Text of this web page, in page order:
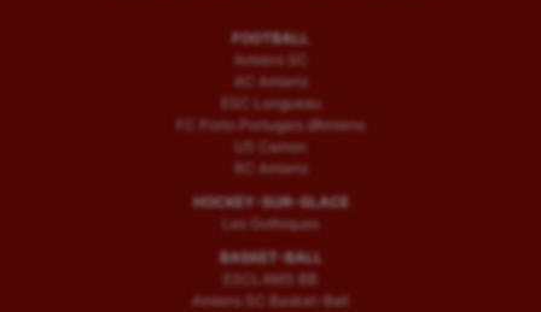
FOOTBALL
Amiens SC
AC Amiens
ESC Longueau
FC Porto Portugais d’Amiens
US Camon
RC Amiens
HOCKEY-SUR-GLACE
Les Gothiques
BASKET-BALL
ESCLAMS BB
Amiens SC Basket-Ball